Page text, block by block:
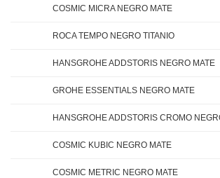
COSMIC MICRA NEGRO MATE
ROCA TEMPO NEGRO TITANIO
HANSGROHE ADDSTORIS NEGRO MATE
GROHE ESSENTIALS NEGRO MATE
HANSGROHE ADDSTORIS CROMO
COSMIC KUBIC NEGRO MATE
COSMIC METRIC NEGRO MATE